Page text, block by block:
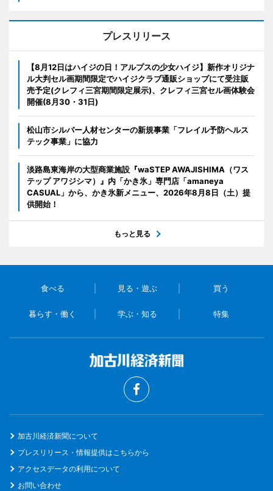
プレスリリース
【8月12日はハイジの日！アルプスの少女ハイジ】新作オリジナ
ル大判セル画期間限定でハイジクラブ通販ショップにて受注販
売予定(クレフィ三宮期間限定展示)、クレフィ三宮セル画体験会
開催(8月30・31日)
松山市シルバー人材センターの新規事業「フレイル予防ヘルス
テック事業」に協力
淡路島東海岸の大型商業施設『waSTEP AWAJISHIMA（ワス
テップ アワジシマ）』内「かき氷」専門店「amaneya
CASUAL」から、かき氷新メニュー、2026年8月8日（土）提
供開始！
もっと見る
食べる 見る・遊ぶ 買う
暮らす・働く 学ぶ・知る 特集
加古川経済新聞について
プレスリリース・情報提供はこちらから
アクセスデータの利用について
お問い合わせ